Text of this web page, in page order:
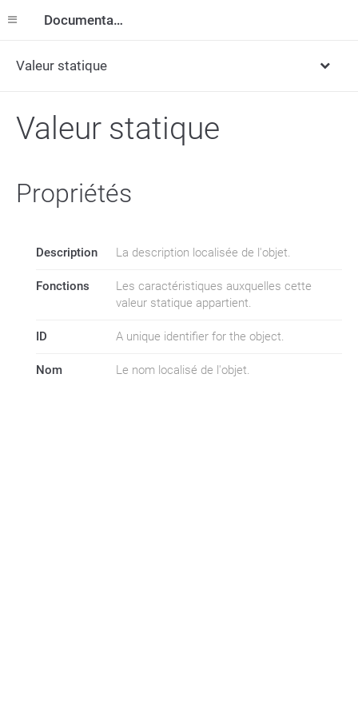
Documentation
Valeur statique
Valeur statique
Propriétés
Description La description localisée de l'objet.
Fonctions
Les caractéristiques auxquelles cette
valeur statique appartient.
ID A unique identifier for the object.
Nom Le nom localisé de l'objet.